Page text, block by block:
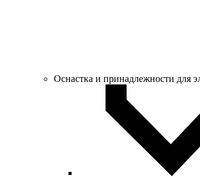
Оснастка и принадлежности для